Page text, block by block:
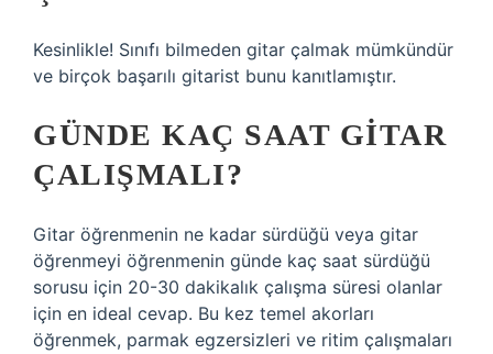
Kesinlikle! Sınıfı bilmeden gitar çalmak mümkündür
ve birçok başarılı gitarist bunu kanıtlamıştır.
GÜNDE KAÇ SAAT GITAR
ÇALIŞMALI?
Gitar öğrenmenin ne kadar sürdüğü veya gitar
öğrenmeyi öğrenmenin günde kaç saat sürdüğü
sorusu için 20-30 dakikalık çalışma süresi olanlar
için en ideal cevap. Bu kez temel akorları
öğrenmek, parmak egzersizleri ve ritim çalışmaları